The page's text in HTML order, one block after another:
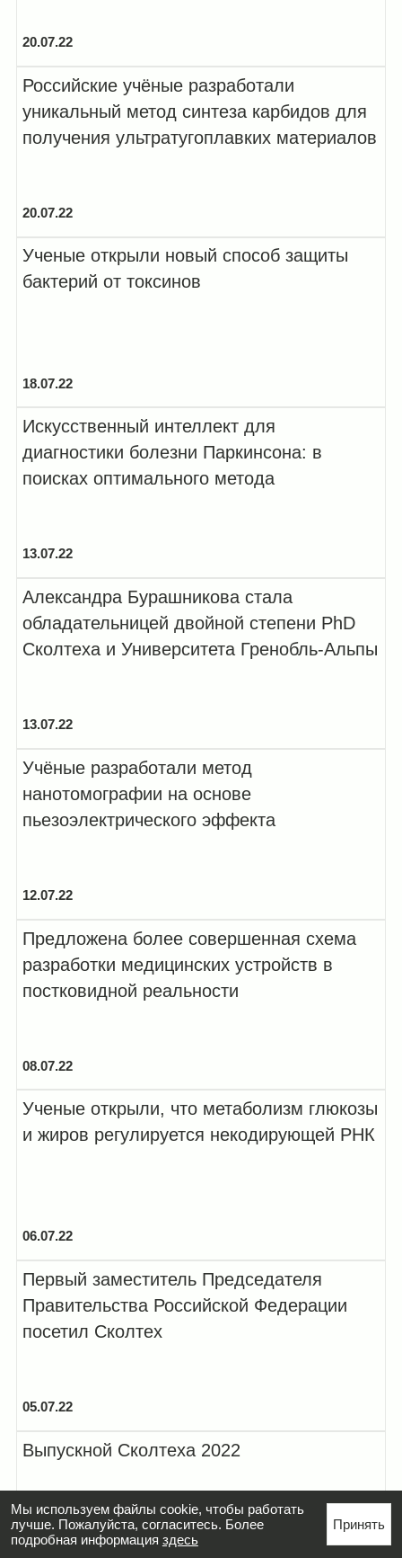
20.07.22
Российские учёные разработали
уникальный метод синтеза карбидов для
получения ультратугоплавких материалов
20.07.22
Ученые открыли новый способ защиты
бактерий от токсинов
18.07.22
Искусственный интеллект для
диагностики болезни Паркинсона: в
поисках оптимального метода
13.07.22
Александра Бурашникова стала
обладательницей двойной степени PhD
Сколтеха и Университета Гренобль-Альпы
13.07.22
Учёные разработали метод
нанотомографии на основе
пьезоэлектрического эффекта
12.07.22
Предложена более совершенная схема
разработки медицинских устройств в
постковидной реальности
08.07.22
Ученые открыли, что метаболизм глюкозы
и жиров регулируется некодирующей РНК
06.07.22
Первый заместитель Председателя
Правительства Российской Федерации
посетил Сколтех
05.07.22
Выпускной Сколтеха 2022
Мы используем файлы cookie, чтобы работать
лучше. Пожалуйста, согласитесь. Более
подробная информация здесь
Принять